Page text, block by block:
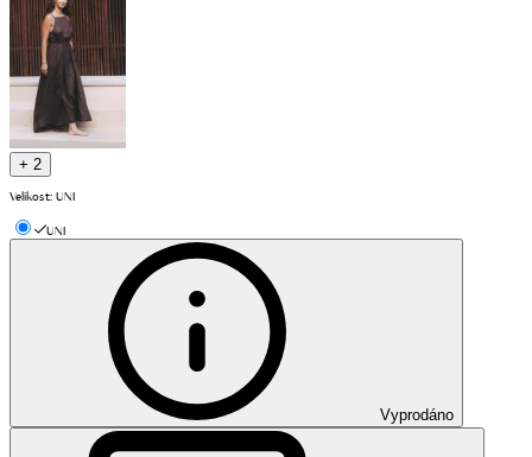
+ 2
Velikost: UNI
UNI
Vyprodáno